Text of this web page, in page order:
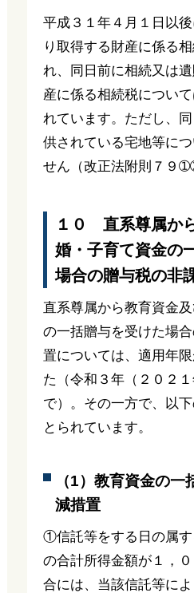
平成３１年４月１日以
り取得する財産に係る
れ、同日前に相続又は
産に係る相続税につい
れています。ただし、
供されている宅地等に
せん（改正法附則７９
１０ 直系尊属か
婚・子育て資金の
場合の贈与税の非
直系尊属から教育資金
の一括贈与を受けた場
置については、適用年
た（令和３年（２０２
で）。その一方で、以
とられています。
（1）教育資金の
減措置
①信託等をする日の属
の合計所得金額が１，
合には、当該信託等に